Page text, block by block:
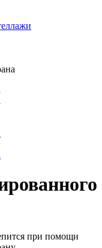
при помощи